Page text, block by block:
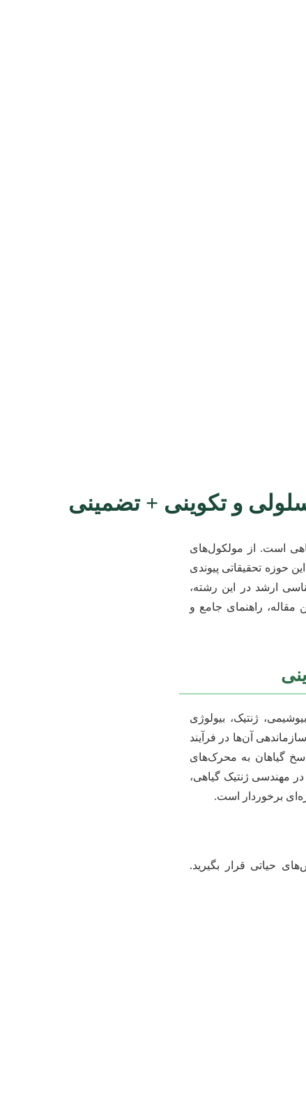
و تکوینی + تضمینی
است. از مولکول‌های
حوزه تحقیقاتی پیوندی
ارشد در این رشته،
راهنمای جامع و
ژنتیک، بیولوژی
آن‌ها در فرآیند
گیاهان به محرک‌های
مهندسی ژنتیک گیاهی،
برخوردار است.
حیاتی قرار بگیرید.